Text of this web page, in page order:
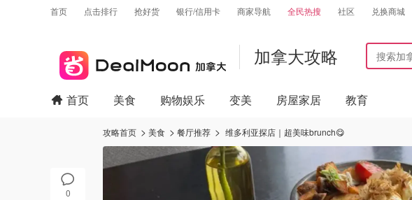
首页 点击排行 抢好货 银行/信用卡 商家导航 全民热搜 社区 兑换商城
加拿大攻略
0
首页 美食 购物娱乐 变美 房屋家居 教育
攻略首页 美食 餐厅推荐 维多利亚探店｜超美味brunch😋